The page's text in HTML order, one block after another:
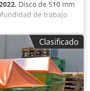
, Disco de 510 mm
de trabajo
de la profundidad
púas C-Mix-Ultra
profundidad de
hidráulica HD
Tplebrek
Clasificado